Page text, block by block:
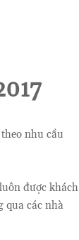
nhu cầu
được khách
qua các nhà